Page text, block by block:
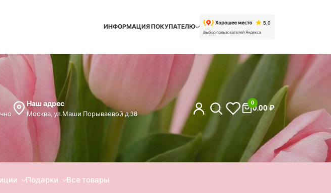
ИНФОРМАЦИЯ ПОКУПАТЕЛЮ
Наш адрес
Москва, ул.Маши Порываевой д.38
0
0.00₽
Подарки Все товары